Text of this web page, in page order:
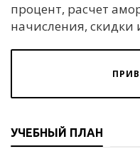
процент, расчет
начисления, скидки
УЧЕБНЫЙ ПЛАН